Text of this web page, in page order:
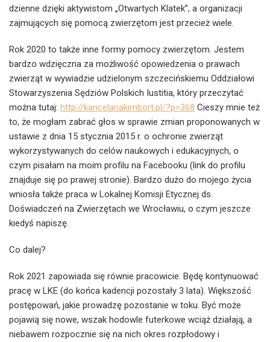
dzienne dzięki aktywistom „Otwartych Klatek”, a organizacji
zajmujących się pomocą zwierzętom jest przecież wiele.
Rok 2020 to także inne formy pomocy zwierzętom. Jestem
bardzo wdzięczna za możliwość opowiedzenia o prawach
zwierząt w wywiadzie udzielonym szczecińskiemu Oddziałowi
Stowarzyszenia Sędziów Polskich Iustitia, który przeczytać
można tutaj: http://kancelariakimbort.pl/?p=368 Cieszy mnie też
to, że mogłam zabrać głos w sprawie zmian proponowanych w
ustawie z dnia 15 stycznia 2015 r. o ochronie zwierząt
wykorzystywanych do celów naukowych i edukacyjnych, o
czym pisałam na moim profilu na Facebooku (link do profilu
znajduje się po prawej stronie). Bardzo dużo do mojego życia
wniosła także praca w Lokalnej Komisji Etycznej ds.
Doświadczeń na Zwierzętach we Wrocławiu, o czym jeszcze
kiedyś napiszę.
Co dalej?
Rok 2021 zapowiada się równie pracowicie. Będę kontynuować
pracę w LKE (do końca kadencji pozostały 3 lata). Większość
postępowań, jakie prowadzę pozostanie w toku. Być może
pojawią się nowe, wszak hodowle futerkowe wciąż działają, a
niebawem rozpocznie się na nich okres rozpłodowy i